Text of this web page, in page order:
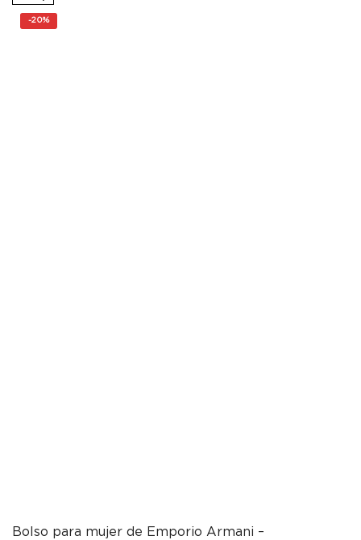
-20%
Bolso para mujer de Emporio Armani –